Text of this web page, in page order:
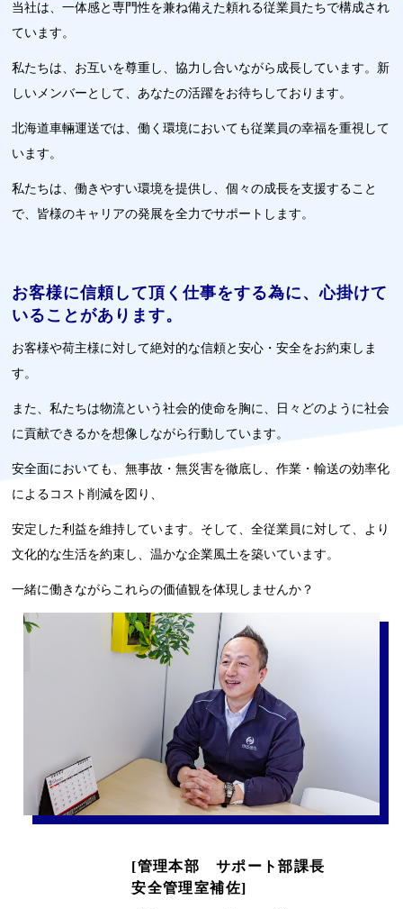
当社は、一体感と専門性を兼ね備えた頼れる従業員たちで構成され
ています。
私たちは、お互いを尊重し、協力し合いながら成長しています。新
しいメンバーとして、あなたの活躍をお待ちしております。
北海道車輛運送では、働く環境においても従業員の幸福を重視して
います。
私たちは、働きやすい環境を提供し、個々の成長を支援すること
で、皆様のキャリアの発展を全力でサポートします。
お客様に信頼して頂く仕事をする為に、心掛けて
いることがあります。
お客様や荷主様に対して絶対的な信頼と安心・安全をお約束しま
す。
また、私たちは物流という社会的使命を胸に、日々どのように社会
に貢献できるかを想像しながら行動しています。
安全面においても、無事故・無災害を徹底し、作業・輸送の効率化
によるコスト削減を図り、
安定した利益を維持しています。そして、全従業員に対して、より
文化的な生活を約束し、温かな企業風土を築いています。
一緒に働きながらこれらの価値観を体現しませんか？
[管理本部 サポート部課長
安全管理室補佐]